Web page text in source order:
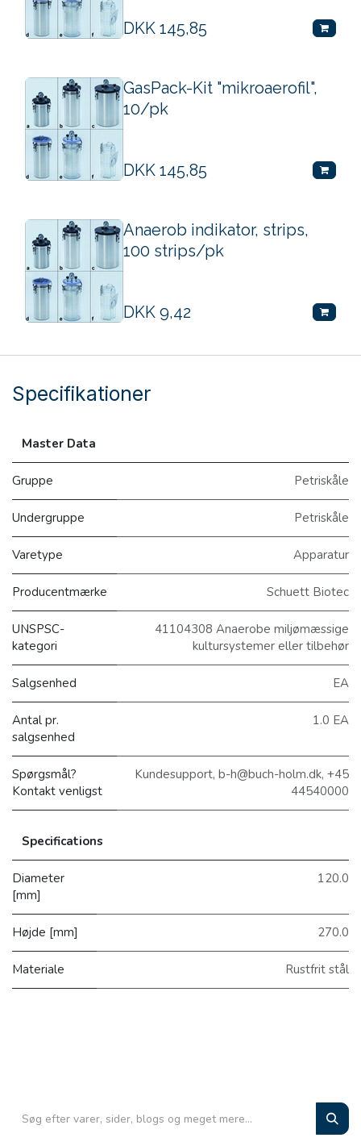
DKK 145,85
GasPack-Kit "mikroaerofil",
10/pk
DKK 145,85
Anaerob indikator, strips,
100 strips/pk
DKK 9,42
Specifikationer
Master Data
Gruppe Petriskåle
Undergruppe Petriskåle
Varetype Apparatur
Producentmærke Schuett Biotec
UNSPSC-
kategori
41104308 Anaerobe miljømæssige
kultursystemer eller tilbehør
Salgsenhed EA
Antal pr.
salgsenhed
1.0 EA
Spørgsmål?
Kontakt venligst
Kundesupport, b-h@buch-holm.dk, +45
44540000
Specifications
Diameter
[mm]
120.0
Højde [mm] 270.0
Materiale Rustfrit stål